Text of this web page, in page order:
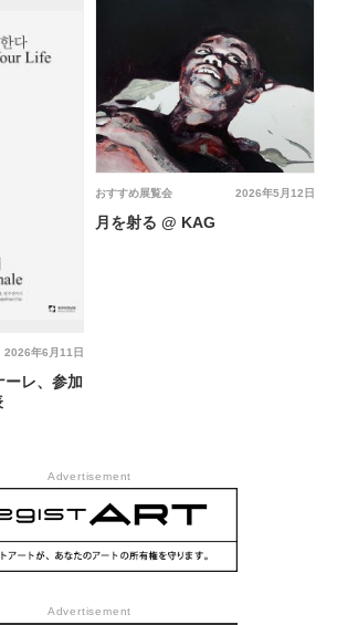
2026年6月11日
ーレ、参加
2026年5月12日
おすすめ展覧会
月を射る @ KAG
Advertisement
Advertisement